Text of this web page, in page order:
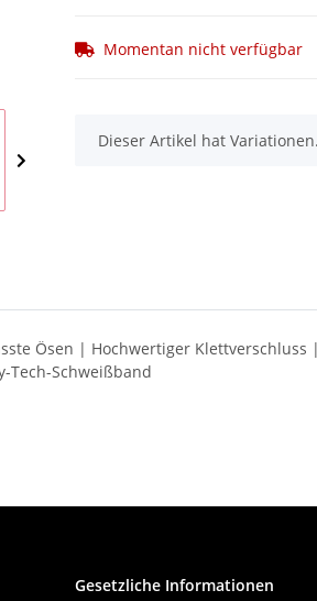
Momentan nicht verfügbar
x
Dieser Artikel hat
Ösen | Hochwertiger
Tech-Schweißband
Gesetzliche Informationen